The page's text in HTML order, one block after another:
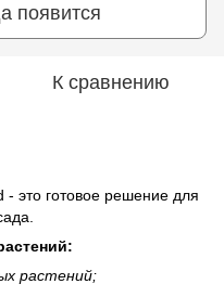
появится
К сравнению
- это готовое решение для
растений;